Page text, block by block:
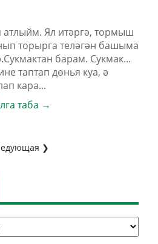
Ял итәргә, тормыш
торырга теләгән башыма
барам. Сукмак...
таптап дөнья куа, ә
кара...
таба →
❯